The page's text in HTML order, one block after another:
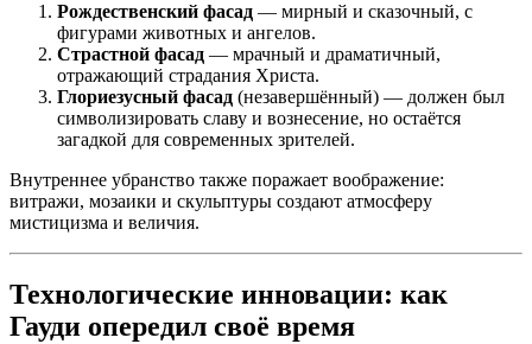
Рождественский фасад — мирный и сказочный, с
фигурами животных и ангелов.
Страстной фасад — мрачный и драматичный,
отражающий страдания Христа.
Глориезусный фасад (незавершённый) — должен был
символизировать славу и вознесение, но остаётся
загадкой для современных зрителей.
Внутреннее убранство также поражает воображение:
витражи, мозаики и скульптуры создают атмосферу
мистицизма и величия.
Технологические инновации: как
Гауди опередил своё время